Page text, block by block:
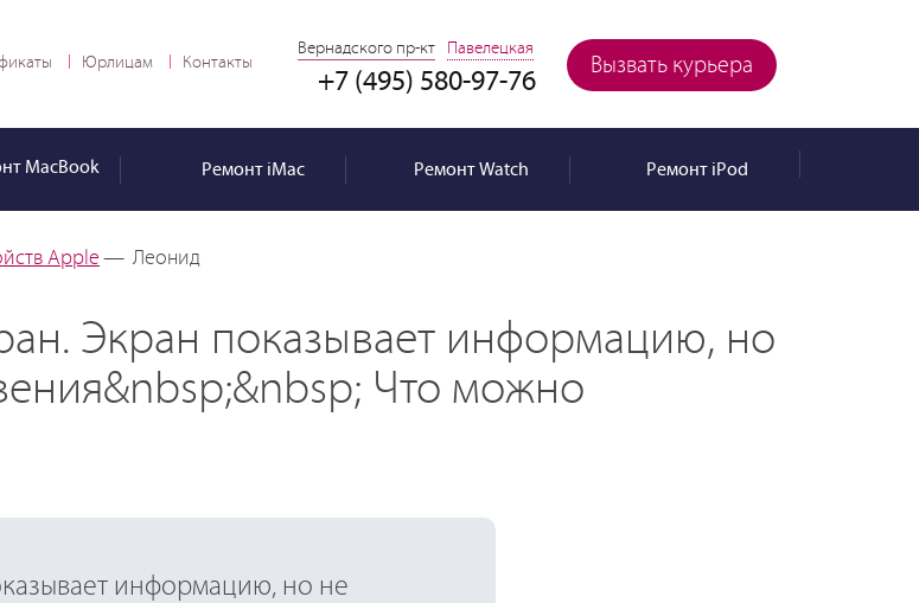
Вызвать курьера
Вернадского пр-кт Павелецкая
+7 (495) 580-97-76
Юрлицам Контакты
MacBook РемонтiMac РемонтWatch РемонтiPod
Apple — Леонид
Экран показывает информацию, но
Что можно
информацию, но не